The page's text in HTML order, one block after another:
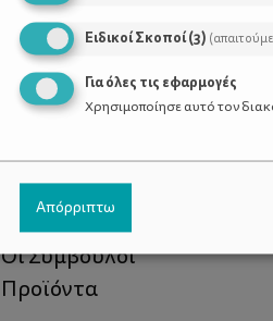
Χρήσιμοι Σύνδεσμοι
Τι είναι το ΔΕΛΤΑ moms
Οι Σύμβουλοι
Προϊόντα
Ειδικοί Σκοποί(3)
Για όλες τις εφαρμογές
Χρησιμοποίησε αυτό τον
Απόρριπτω